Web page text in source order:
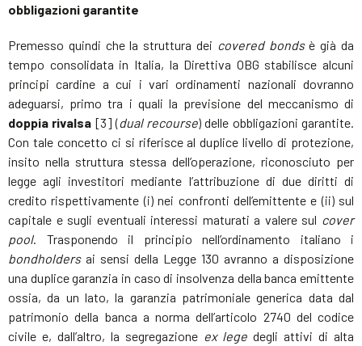
obbligazioni garantite
Premesso quindi che la struttura dei covered bondsè già da
tempo consolidata in Italia, la Direttiva OBG stabilisce alcuni
principi cardine a cui i vari ordinamenti nazionali dovranno
adeguarsi, primo tra i quali la previsione del meccanismo di
doppia rivalsa [3] (dual recourse) delle obbligazioni garantite.
Con tale concetto ci si riferisce al duplice livello di protezione,
insito nella struttura stessa dell’operazione, riconosciuto per
legge agli investitori mediante l’attribuzione di due diritti di
credito rispettivamente (i) nei confronti dell’emittente e (ii) sul
capitale e sugli eventuali interessi maturati a valere sul cover
pool. Trasponendo il principio nell’ordinamento italiano i
bondholdersai sensi della Legge 130 avranno a disposizione
una duplice garanzia in caso di insolvenza della banca emittente
ossia, da un lato, la garanzia patrimoniale generica data dal
patrimonio della banca a norma dell’articolo 2740 del codice
civile e, dall’altro, la segregazione ex lege degli attivi di alta